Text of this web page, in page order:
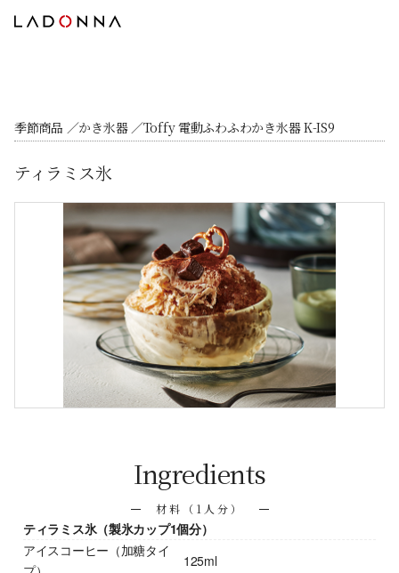
季節商品 かき氷器 Toffy 電動ふわふわかき氷器 K-IS9
ティラミス氷
Ingredients
材料（1人分）
ティラミス氷（製氷カップ1個分）
アイスコーヒー（加糖タイ
125ml